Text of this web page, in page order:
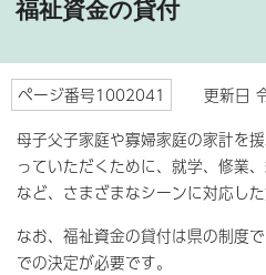
福祉資金の貸付
ページ番号1002041
更新日
母子父子家庭や寡婦家庭の家計を
っていただくために、就学、修業
など、さまざまなシーンに対応した
なお、福祉資金の貸付は県の制度
での決定が必要です。